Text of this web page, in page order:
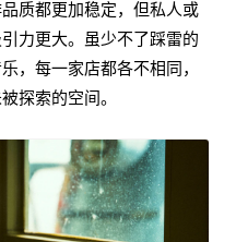
质都更加稳定，但私人或
力更大。虽少不了踩雷的
，每一家店都各不相同，
探索的空间。